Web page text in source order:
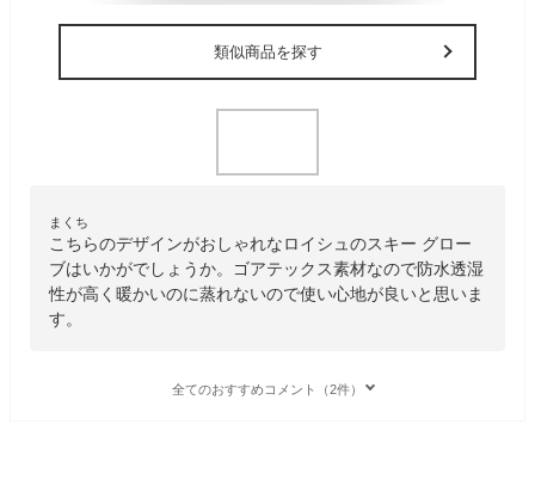
類似商品を探す
まくち
こちらのデザインがおしゃれなロイシュのスキー グロー
ブはいかがでしょうか。ゴアテックス素材なので防水透湿
性が高く暖かいのに蒸れないので使い心地が良いと思いま
す。
全てのおすすめコメント（2件）